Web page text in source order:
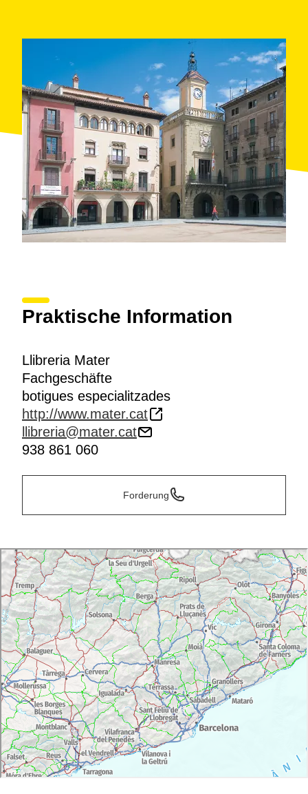
Praktische Information
Llibreria Mater
Fachgeschäfte
botigues especialitzades
http://www.mater.cat
llibreria@mater.cat
938 861 060
Forderung